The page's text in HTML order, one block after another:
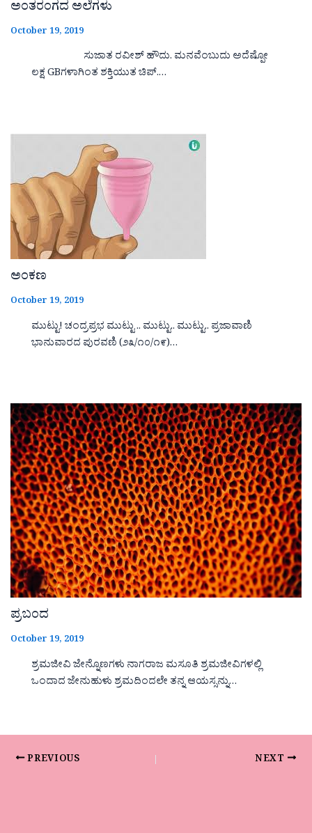
ಅಂತರಂಗದ ಅಲೆಗಳು
October 19, 2019
ಸುಜಾತ ರವೀಶ್ ಹೌದು. ಮನವೆಂಬುದು ಅದೆಷ್ಪೋ
ಲಕ್ಷ GBಗಳಾಗಿಂತ ಶಕ್ತಿಯುತ ಚಿಪ್.…
ಅಂಕಣ
October 19, 2019
ಮುಟ್ಟು! ಚಂದ್ರಪ್ರಭ ಮುಟ್ಟು .. ಮುಟ್ಟು.. ಮುಟ್ಟು.. ಪ್ರಜಾವಾಣಿ
ಭಾನುವಾರದ ಪುರವಣಿ (೨೩/೧೦/೧೯)…
ಪ್ರಬಂದ
October 19, 2019
ಶ್ರಮಜೀವಿ ಜೇನ್ನೊಣಗಳು ನಾಗರಾಜ ಮಸೂತಿ ಶ್ರಮಜೀವಿಗಳಲ್ಲಿ
ಒಂದಾದ ಜೇನುಹುಳು ಶ್ರಮದಿಂದಲೇ ತನ್ನ ಆಯಸ್ಸನ್ನು…
PREVIOUS NEXT